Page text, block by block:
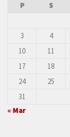
P
S
3
4
10
11
17
18
24
25
31
« Mar